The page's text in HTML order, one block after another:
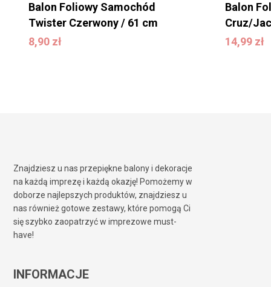
Balon Foliowy Samochód
Twister Czerwony / 61 cm
8,90 zł
8,90
Balon
Cruz/
14,99 zł
14,99zł
Znajdziesz u nas przepiękne balony i dekoracje
na każdą imprezę i każdą okazję! Pomożemy w
doborze najlepszych produktów, znajdziesz u
nas również gotowe zestawy, które pomogą Ci
się szybko zaopatrzyć w imprezowe must-
have!
INFORMACJE